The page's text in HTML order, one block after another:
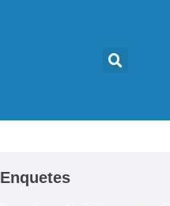
Enquetes